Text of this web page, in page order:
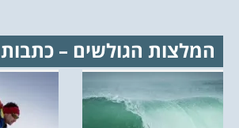
המלצות הגולשים – כתבות